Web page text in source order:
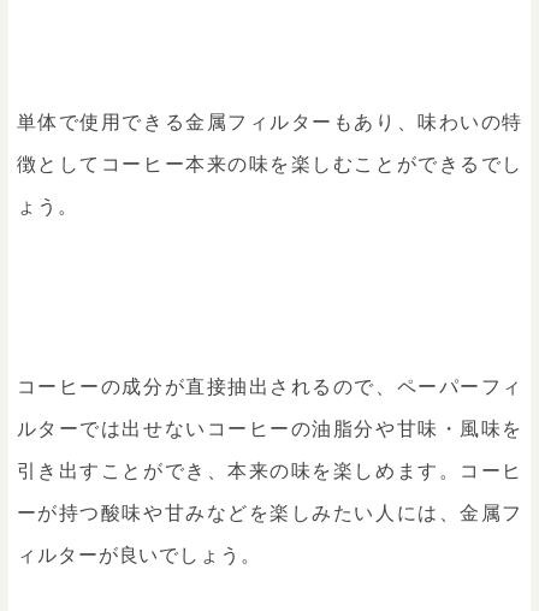
単体で使用できる金属フィルターもあり、味わいの特
徴としてコーヒー本来の味を楽しむことができるでし
ょう。
コーヒーの成分が直接抽出されるので、ペーパーフィ
ルターでは出せないコーヒーの油脂分や甘味・風味を
引き出すことができ、本来の味を楽しめます。コーヒ
ーが持つ酸味や甘みなどを楽しみたい人には、金属フ
ィルターが良いでしょう。